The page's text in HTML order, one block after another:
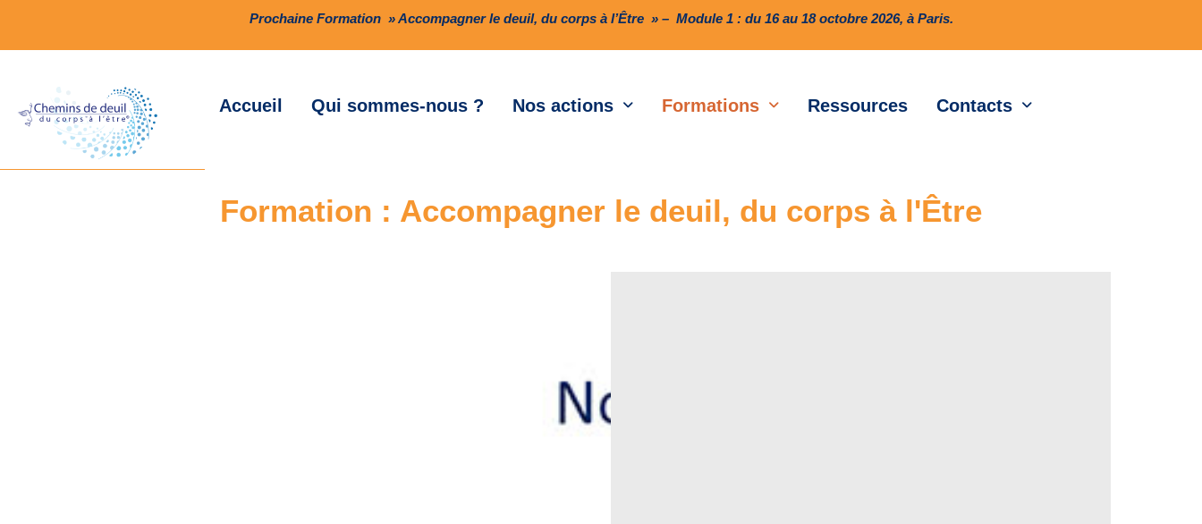
Prochaine Formation » Accompagner le deuil, du corps à l’Être » – Module 1 : du 16 au 18 octobre 2026, à Paris.
Accueil Qui sommes-nous ? Nos actions Formations Ressources Contacts
Formation : Accompagner le deuil, du corps à l'Être